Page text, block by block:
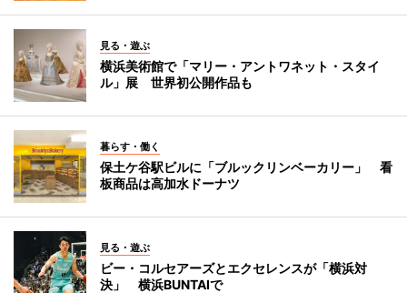
見る・遊ぶ
横浜美術館で「マリー・アントワネット・スタイ
ル」展 世界初公開作品も
暮らす・働く
保土ケ谷駅ビルに「ブルックリンベーカリー」 看
板商品は高加水ドーナツ
見る・遊ぶ
ビー・コルセアーズとエクセレンスが「横浜対
決」 横浜BUNTAIで